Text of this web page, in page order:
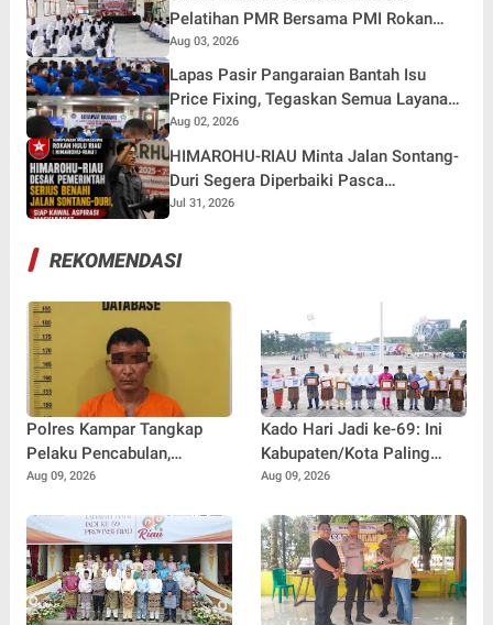
Pelatihan PMR Bersama PMI Rokan
Hulu, Bentuk Generasi Muda Berjiwa
Kemanusiaan
Aug 03, 2026
Lapas Pasir Pangaraian Bantah Isu
Price Fixing, Tegaskan Semua Layanan
Gratis
Aug 02, 2026
HIMAROHU-RIAU Minta Jalan Sontang-
Duri Segera Diperbaiki Pasca
Meninggalnya Anak 9 Tahun
Jul 31, 2026
REKOMENDASI
Polres Kampar Tangkap
Pelaku Pencabulan,
Sebelumnya Korban di Beri
Aug 09, 2026
Kado Hari Jadi ke-69: Ini
Kabupaten/Kota Paling
Berprestasi di Riau Tahun
Aug 09, 2026